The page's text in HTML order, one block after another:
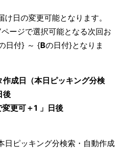
日の変更可能となります。
ージで選択可能となる次回お
日付} ～ {Bの日付}となりま
成日（本日ピッキング分検
後
更可＋1 」日後
ピッキング分検索・自動作成